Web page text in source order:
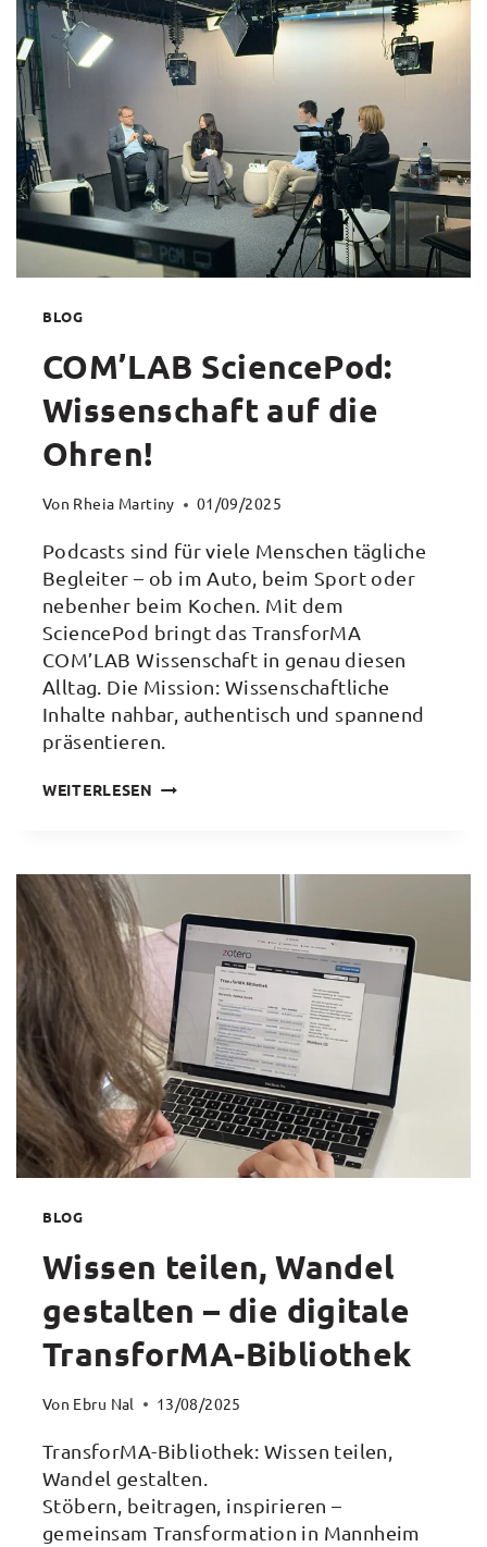
DISKUTIERT
NACHHALTIGE
PERSPEKTIVEN
TRANSFORMA
BLOG
COM’LAB SciencePod:
Wissenschaft auf die
Ohren!
Von Rheia Martiny 01/09/2025
Podcasts sind für viele Menschen tägliche
Begleiter – ob im Auto, beim Sport oder
nebenher beim Kochen. Mit dem
SciencePod bringt das TransforMA
COM’LAB Wissenschaft in genau diesen
Alltag. Die Mission: Wissenschaftliche
Inhalte nahbar, authentisch und spannend
präsentieren.
WEITERLESEN COM’LAB
OHREN!
BLOG
Wissen teilen, Wandel
gestalten – die digitale
TransforMA-Bibliothek
Von Ebru Nal 13/08/2025
TransforMA-Bibliothek: Wissen teilen,
Wandel gestalten.
Stöbern, beitragen, inspirieren –
gemeinsam Transformation in Mannheim